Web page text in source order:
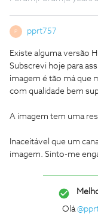
P pprt757
Existe alguma versão
Subscrevi hoje para
imagem é tão má que
com qualidade bem
A imagem tem uma
Inaceitável que um
imagem. Sinto-me
Olá